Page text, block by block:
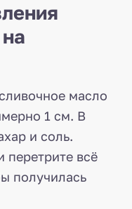
масло
1 см. В
и соль.
перетрите всё
получилась